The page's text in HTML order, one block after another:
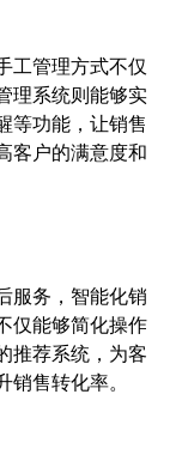
工管理方式不仅
理系统则能够实
等功能，让销售
客户的满意度和
服务，智能化销
仅能够简化操作
推荐系统，为客
售转化率。